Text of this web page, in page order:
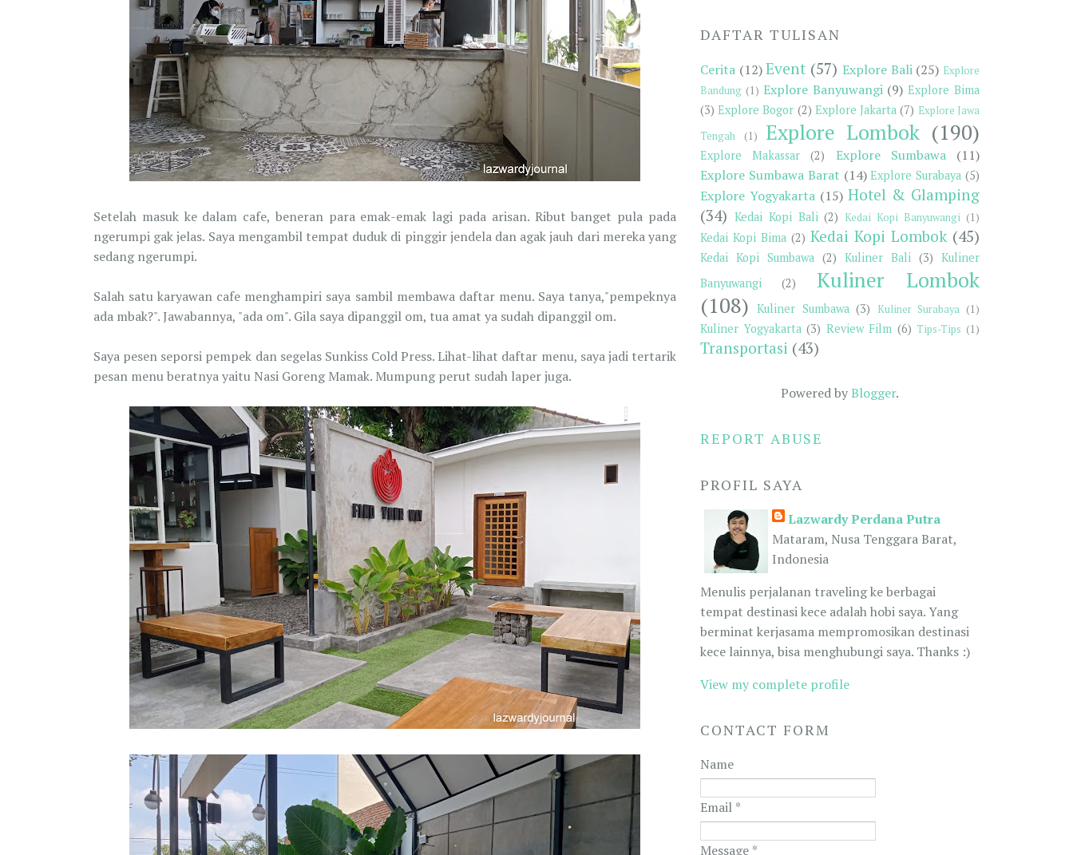
Setelah masuk ke dalam cafe, beneran para emak-emak lagi pada arisan. Ribut banget pula pada
ngerumpi gak jelas. Saya mengambil tempat duduk di pinggir jendela dan agak jauh dari mereka yang
sedang ngerumpi.
Salah satu karyawan cafe menghampiri saya sambil membawa daftar menu. Saya tanya,"pempeknya
ada mbak?". Jawabannya, "ada om". Gila saya dipanggil om, tua amat ya sudah dipanggil om.
Saya pesen seporsi pempek dan segelas Sunkiss Cold Press. Lihat-lihat daftar menu, saya jadi tertarik
pesan menu beratnya yaitu Nasi Goreng Mamak. Mumpung perut sudah laper juga.
DAFTAR TULISAN
Cerita (12) Event (57) Explore Bali (25) Explore
Bandung (1) Explore Banyuwangi (9) Explore Bima
(3) Explore Bogor (2) Explore Jakarta (7) Explore Jawa
Tengah
(1) Explore Lombok (190)
Explore Makassar (2) Explore Sumbawa
(11)
Explore Sumbawa Barat (14) Explore Surabaya (5)
Explore Yogyakarta (15) Hotel & Glamping
(34) Kedai Kopi Bali (2) Kedai Kopi Banyuwangi (1)
Kedai Kopi Bima (2) Kedai Kopi Lombok (45)
Kedai Kopi Sumbawa (2) Kuliner Bali (3) Kuliner
Banyuwangi
(2)
Kuliner Lombok
(108)
Kuliner Sumbawa (3) Kuliner Surabaya (1)
Kuliner Yogyakarta (3) Review Film (6) Tips-Tips (1)
Transportasi (43)
Powered byBlogger.
REPORT ABUSE
PROFIL SAYA
Lazwardy Perdana Putra
Mataram, Nusa Tenggara Barat,
Indonesia
Menulis perjalanan traveling ke berbagai
tempat destinasi kece adalah hobi saya. Yang
berminat kerjasama mempromosikan destinasi
kece lainnya, bisa menghubungi saya. Thanks :)
View my complete profile
CONTACT FORM
Name
Email *
Message *